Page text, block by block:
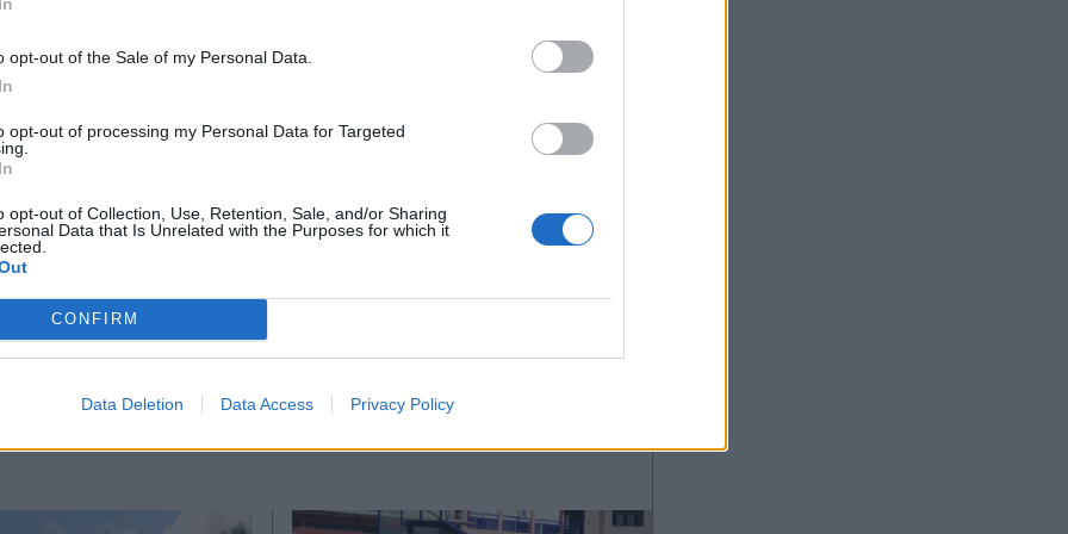
opt-out of the Sale of my Personal Data.
opt-out of processing my Personal Data for Targeted
opt-out of Collection, Use, Retention, Sale, and/or Sharing
Data that Is Unrelated with the Purposes for which it
CONFIRM
Data Deletion Data Access Privacy Policy
αναγράφεται στον έλεγχο προόδου, στο
Ακολουθήστε μας στο
Αποδέχομαι τουςόρους χρήσης